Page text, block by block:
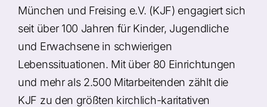
München und Freising e.V. (KJF) engagiert sich
seit über 100 Jahren für Kinder, Jugendliche
und Erwachsene in schwierigen
Lebenssituationen. Mit über 80 Einrichtungen
und mehr als 2.500 Mitarbeitenden zählt die
KJF zu den größten kirchlich-karitativen